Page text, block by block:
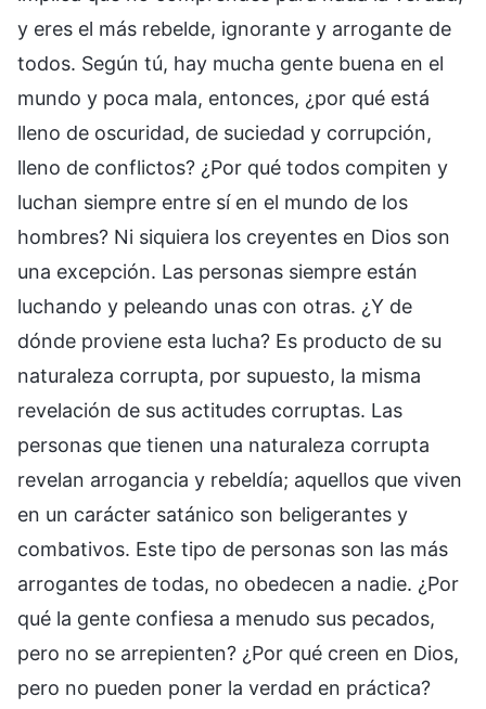
y eres el más rebelde, ignorante y arrogante de
todos. Según tú, hay mucha gente buena en el
mundo y poca mala, entonces, ¿por qué está
lleno de oscuridad, de suciedad y corrupción,
lleno de conflictos? ¿Por qué todos compiten y
luchan siempre entre sí en el mundo de los
hombres? Ni siquiera los creyentes en Dios son
una excepción. Las personas siempre están
luchando y peleando unas con otras. ¿Y de
dónde proviene esta lucha? Es producto de su
naturaleza corrupta, por supuesto, la misma
revelación de sus actitudes corruptas. Las
personas que tienen una naturaleza corrupta
revelan arrogancia y rebeldía; aquellos que viven
en un carácter satánico son beligerantes y
combativos. Este tipo de personas son las más
arrogantes de todas, no obedecen a nadie. ¿Por
qué la gente confiesa a menudo sus pecados,
pero no se arrepienten? ¿Por qué creen en Dios,
pero no pueden poner la verdad en práctica?